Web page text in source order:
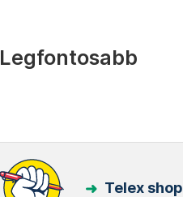
Legfontosabb
Telex shop